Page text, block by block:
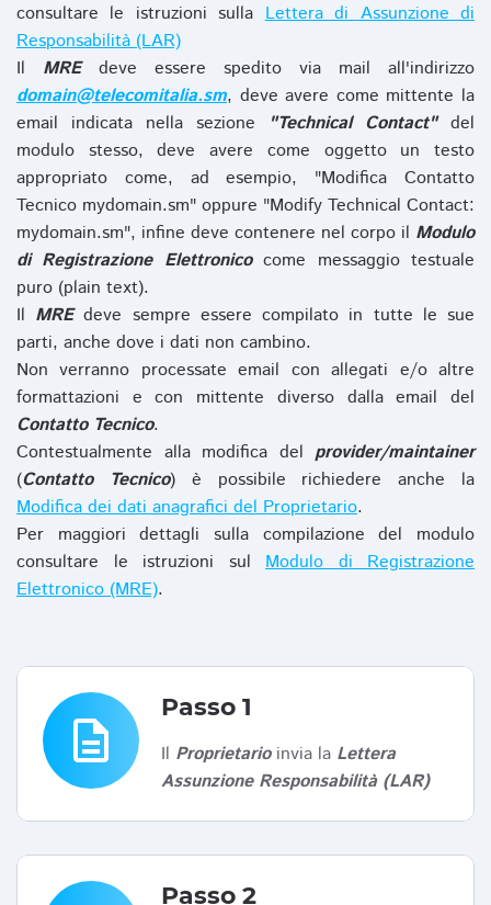
consultare le istruzioni sullaLettera di Assunzione di
Responsabilità (LAR)
Il MREdeve essere spedito via mail all'indirizzo
domain@telecomitalia.sm, deve avere come mittente la
email indicata nella sezione
"Technical Contact"del
modulo stesso, deve avere come oggetto un testo
appropriato come, ad esempio, "Modifica Contatto
Tecnico mydomain.sm" oppure "Modify Technical Contact:
mydomain.sm", infine deve contenere nel corpo il Modulo
di Registrazione Elettronicocome messaggio testuale
puro (plain text).
Il MREdeve sempre essere compilato in tutte le sue
parti, anche dove i dati non cambino.
Non verranno processate email con allegati e/o altre
formattazioni e con mittente diverso dalla email del
Contatto Tecnico.
Contestualmente alla modifica del provider/maintainer
(Contatto Tecnico) è possibile richiedere anche la
Modifica dei dati anagrafici del Proprietario.
Per maggiori dettagli sulla compilazione del modulo
consultare le istruzioni sul Modulo di Registrazione
Elettronico (MRE).
description
Passo 1
Il Proprietarioinvia la Lettera
Assunzione Responsabilità (LAR)
Passo 2